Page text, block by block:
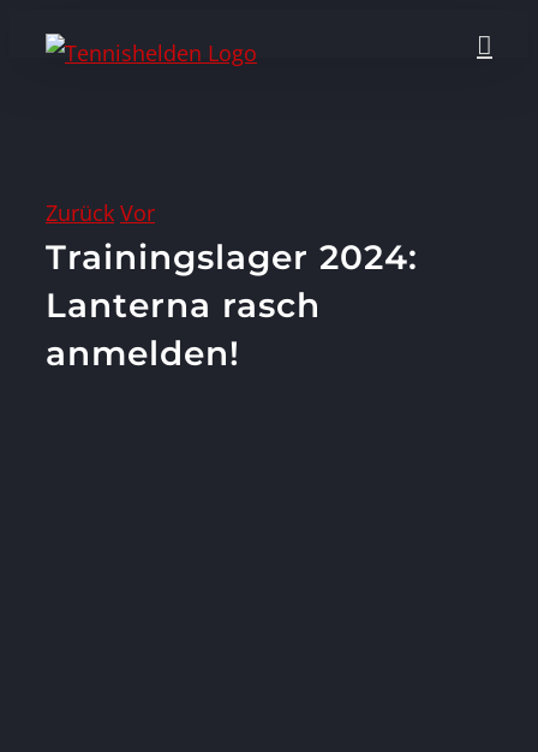
Zum
Inhalt
Zurück Vor
Trainingslager 2024:
Lanterna rasch
anmelden!